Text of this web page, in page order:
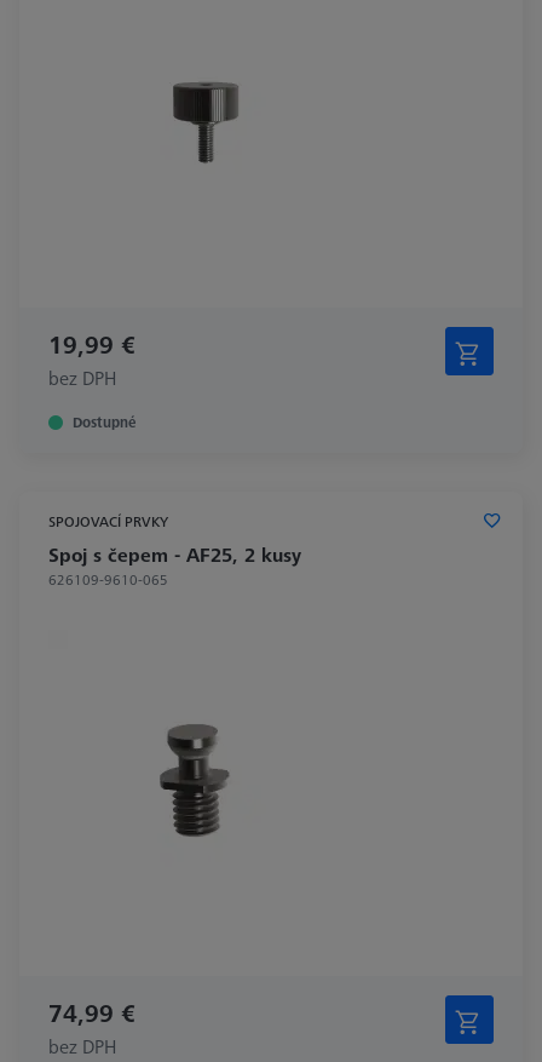
19,99 €
bez DPH
Dostupné
SPOJOVACÍ PRVKY
Spoj s čepem - AF25, 2 kusy
626109-9610-065
74,99 €
bez DPH